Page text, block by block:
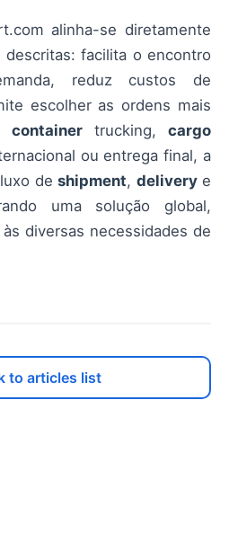
alinha-se diretamente
descritas: facilita o encontro
reduz custos de
escolher as ordens mais
containertrucking,cargo
ou entrega final, a
deshipment, deliverye
uma solução global,
diversas necessidades de
to articles list